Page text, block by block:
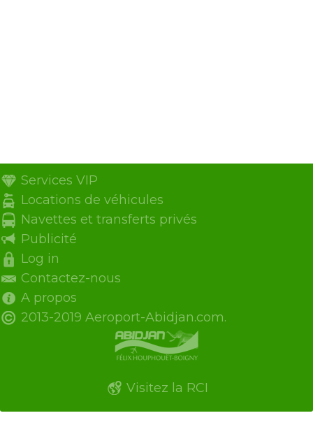
Services VIP
Locations de véhicules
Navettes et transferts privés
Publicité
Log in
Contactez-nous
A propos
2013-2019 Aeroport-Abidjan.com.
Visitez la RCI